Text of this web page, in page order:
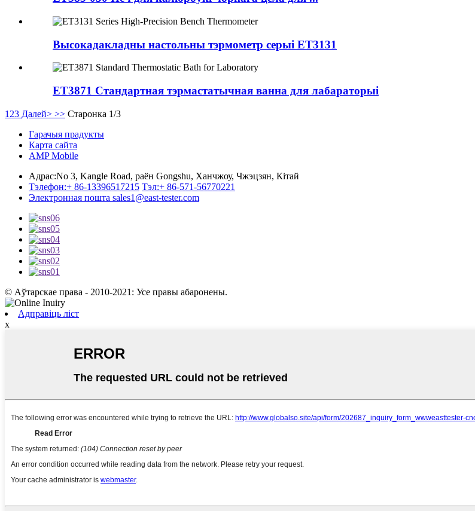
Высокадакладны настольны тэрмометр серыі ET3131
ET3871 Стандартная тэрмастатычная ванна для лабараторыі
1 23 Далей> >> Старонка 1/3
Гарачыя прадукты
Карта сайта
AMP Mobile
Адрас:No 3, Kangle Road, раён Gongshu, Ханчжоу, Чжэцзян, Кітай
Тэлефон:+ 86-13396517215 Тэл:+ 86-571-56770221
Электронная пошта sales1@east-tester.com
© Аўтарскае права - 2010-2021: Усе правы абаронены.
Адправіць ліст
x